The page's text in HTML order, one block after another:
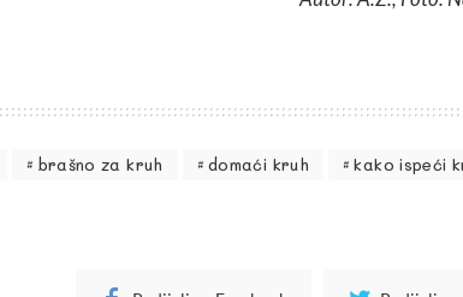
brašno za kruh domaći kruh
kako ispeći